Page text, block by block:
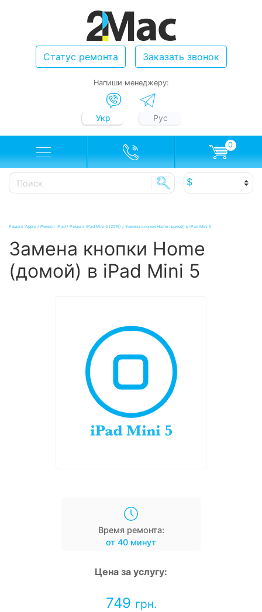
Статус ремонта Заказать звонок
Напиши менеджеру:
Укр Рус
0
Ремонт Apple / Ремонт iPad / Ремонт iPad Mini 5 (2019) / Замена кнопки Home (домой) в iPad Mini 5
Замена кнопки Home
(домой) в iPad Mini 5
Время ремонта:
от 40 минут
Цена за услугу:
749 грн.